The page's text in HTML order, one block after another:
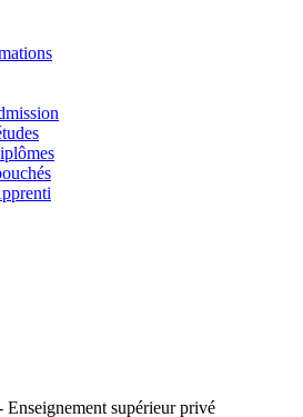
Enseignement supérieur privé